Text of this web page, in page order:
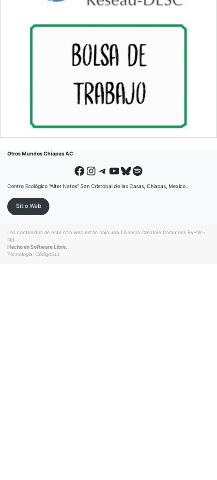
Otros Mundos Chiapas AC
Facebook Instagram Telegram YouTube Bluesky Spotify
Centro Ecológico "Alter Natos" San Cristóbal de las Casas, Chiapas, Mexico.
Sitio Web
Los contenidos de este sitio web están bajo una Licencia Creative Commons By-Nc-
Nd
Hecho en Software Libre.
Tecnología: CódigoSur.